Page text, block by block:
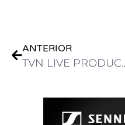
ANTERIOR
TVN LIVE PRODUCTION ELIGE